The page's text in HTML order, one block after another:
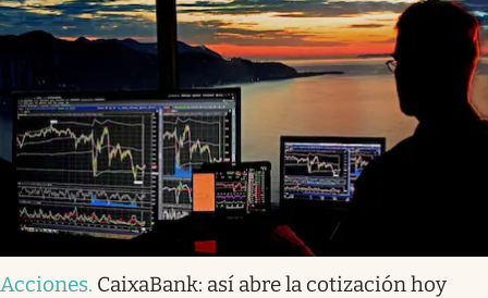
Acciones. CaixaBank: así abre la cotización hoy